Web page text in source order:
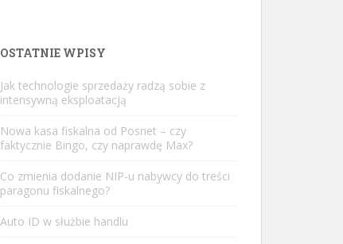
OSTATNIE WPISY
Jak technologie sprzedaży radzą sobie z
intensywną eksploatacją
Nowa kasa fiskalna od Posnet – czy
faktycznie Bingo, czy naprawdę Max?
Co zmienia dodanie NIP-u nabywcy do treści
paragonu fiskalnego?
Auto ID w służbie handlu